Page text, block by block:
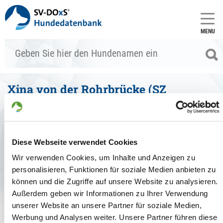
Diese Webseite verwendet Cookies
Wir verwenden Cookies, um Inhalte und Anzeigen zu
personalisieren, Funktionen für soziale Medien anbieten zu
können und die Zugriffe auf unsere Website zu analysieren.
Außerdem geben wir Informationen zu Ihrer Verwendung
unserer Website an unsere Partner für soziale Medien,
Werbung und Analysen weiter. Unsere Partner führen diese
MENU
Xina von der Rohrbrücke (SZ
2367904)
Stammdaten
zum Vergleich hinzufügen
Allgemein
Zuchtbuchnr.:
SZ 2367904
Zuchtart:
Haarart:
Stockhaar
Farbe:
grau-braun
Geschlecht:
Hündin